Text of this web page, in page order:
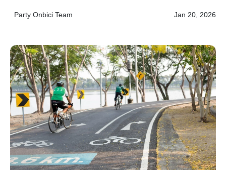
Party Onbici Team Jan 20, 2026